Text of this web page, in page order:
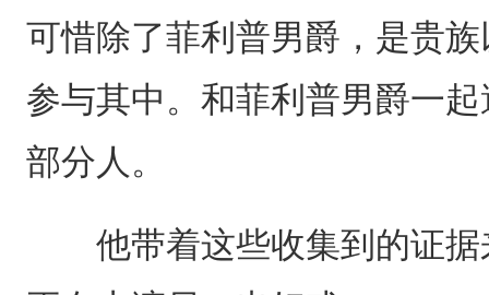
可惜除了菲利普男爵，是贵
参与其中。和菲利普男爵一
部分人。
他带着这些收集到的证据